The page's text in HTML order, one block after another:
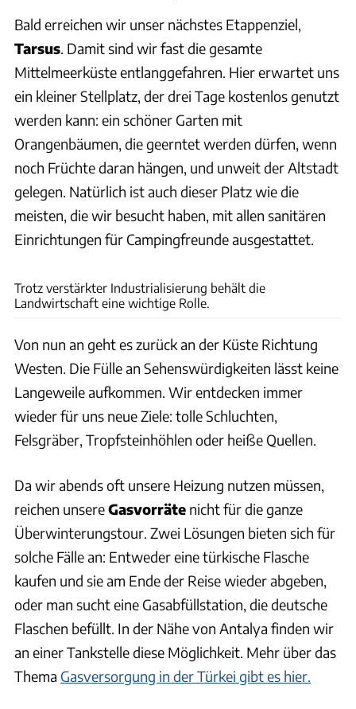
Bald erreichen wir unser nächstes Etappenziel,
Tarsus. Damit sind wir fast die gesamte
Mittelmeerküste entlanggefahren. Hier erwartet uns
ein kleiner Stellplatz, der drei Tage kostenlos genutzt
werden kann: ein schöner Garten mit
Orangenbäumen, die geerntet werden dürfen, wenn
noch Früchte daran hängen, und unweit der Altstadt
gelegen. Natürlich ist auch dieser Platz wie die
meisten, die wir besucht haben, mit allen sanitären
Einrichtungen für Campingfreunde ausgestattet.
Trotz verstärkter Industrialisierung behält die
Landwirtschaft eine wichtige Rolle.
Von nun an geht es zurück an der Küste Richtung
Westen. Die Fülle an Sehenswürdigkeiten lässt keine
Langeweile aufkommen. Wir entdecken immer
wieder für uns neue Ziele: tolle Schluchten,
Felsgräber, Tropfsteinhöhlen oder heiße Quellen.
Da wir abends oft unsere Heizung nutzen müssen,
reichen unsereGasvorräte nicht für die ganze
Überwinterungstour. Zwei Lösungen bieten sich für
solche Fälle an: Entweder eine türkische Flasche
kaufen und sie am Ende der Reise wieder abgeben,
oder man sucht eine Gasabfüllstation, die deutsche
Flaschen befüllt. In der Nähe von Antalya finden wir
an einer Tankstelle diese Möglichkeit. Mehr über das
Thema Gasversorgung in der Türkei gibt es hier.